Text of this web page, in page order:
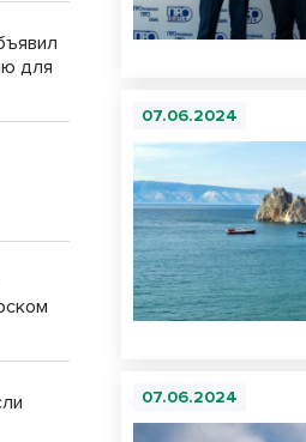
07.06.2024
07.06.2024
для